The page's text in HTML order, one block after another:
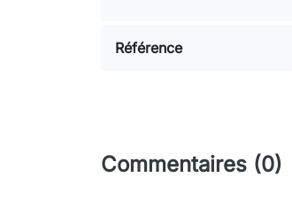
Référence
Commentaires (0)